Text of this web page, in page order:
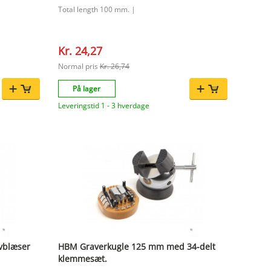
Total length 100 mm. |
Kr. 24,27
Normal pris Kr. 26,74
På lager
Leveringstid 1 - 3 hverdage
HBM Graverkugle 125 mm med 34-delt
klemmesæt.